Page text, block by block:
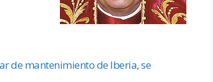
de mantenimiento de Iberia,se